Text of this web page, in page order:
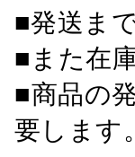
■発送ま
■また在
■商品の
要します。